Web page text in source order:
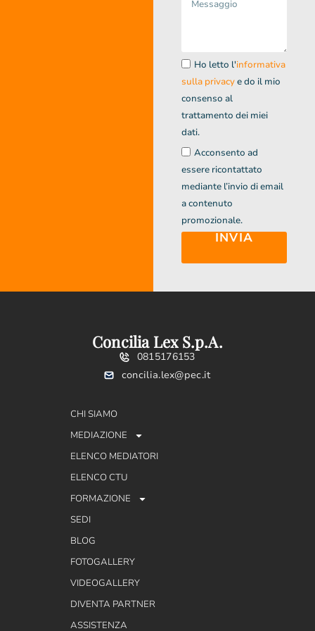
Ho letto l'informativa
sulla privacye do il mio
consenso al
trattamento dei miei
dati.
Acconsento ad
essere ricontattato
mediante l’invio di email
a contenuto
promozionale.
INVIA
Concilia Lex S.p.A.
0815176153
concilia.lex@pec.it
CHI SIAMO
MEDIAZIONE
ELENCO MEDIATORI
ELENCO CTU
FORMAZIONE
SEDI
BLOG
FOTOGALLERY
VIDEOGALLERY
DIVENTA PARTNER
ASSISTENZA